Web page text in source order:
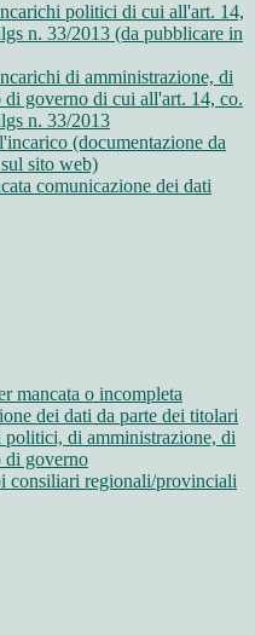
politici di cui all'art. 14,
n. 33/2013 (da pubblicare in
di amministrazione, di
di governo di cui all'art. 14, co.
n. 33/2013
(documentazione da
sito web)
comunicazione dei dati
mancata o incompleta
dei dati da parte dei titolari
di amministrazione, di
di governo
consiliari regionali/provinciali